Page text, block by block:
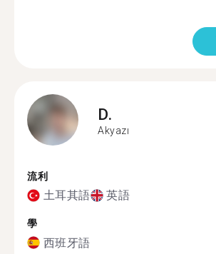
D.
Akyazı
流利
土耳其語 英語
學
西班牙語